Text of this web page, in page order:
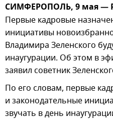
СИМФЕРОПОЛЬ, 9 мая —
Первые кадровые
инициативы
Владимира Зеленского
инаугурации. Об этом в
заявил советник
По его словам, первые
и законодательные
звучать в день